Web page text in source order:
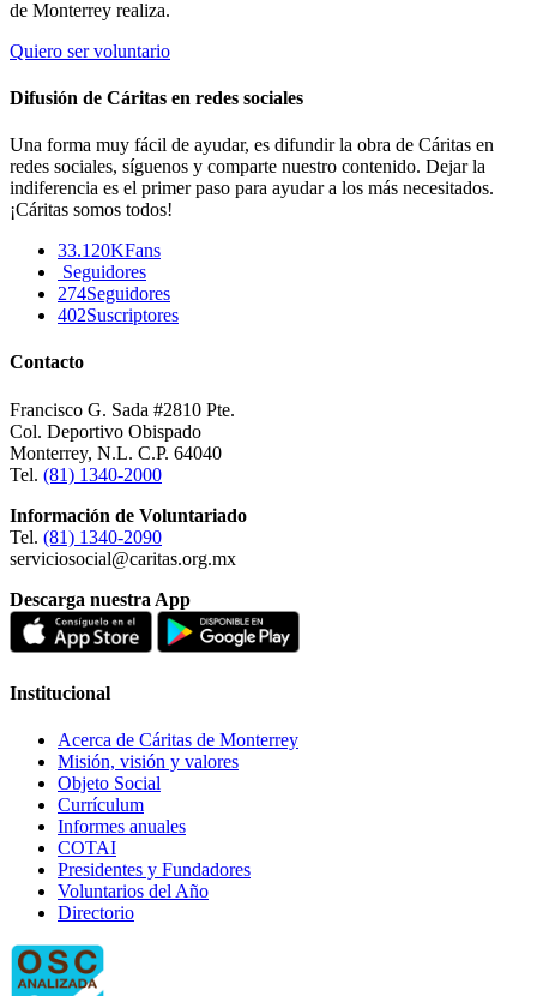
de Monterrey realiza.
Quiero ser voluntario
Difusión de Cáritas en redes sociales
Una forma muy fácil de ayudar, es difundir la obra de Cáritas en
redes sociales, síguenos y comparte nuestro contenido. Dejar la
indiferencia es el primer paso para ayudar a los más necesitados.
¡Cáritas somos todos!
33.120KFans
Seguidores
274Seguidores
402Suscriptores
Contacto
Francisco G. Sada #2810 Pte.
Col. Deportivo Obispado
Monterrey, N.L. C.P. 64040
Tel. (81) 1340-2000
Información de Voluntariado
Tel. (81) 1340-2090
serviciosocial@caritas.org.mx
Descarga nuestra App
Institucional
Acerca de Cáritas de Monterrey
Misión, visión y valores
Objeto Social
Currículum
Informes anuales
COTAI
Presidentes y Fundadores
Voluntarios del Año
Directorio